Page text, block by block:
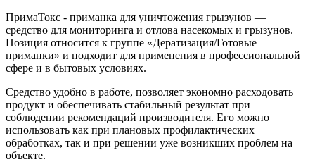
ПримаТокс - приманка для уничтожения грызунов —
средство для мониторинга и отлова насекомых и грызунов.
Позиция относится к группе «Дератизация/Готовые
приманки» и подходит для применения в профессиональной
сфере и в бытовых условиях.
Средство удобно в работе, позволяет экономно расходовать
продукт и обеспечивать стабильный результат при
соблюдении рекомендаций производителя. Его можно
использовать как при плановых профилактических
обработках, так и при решении уже возникших проблем на
объекте.